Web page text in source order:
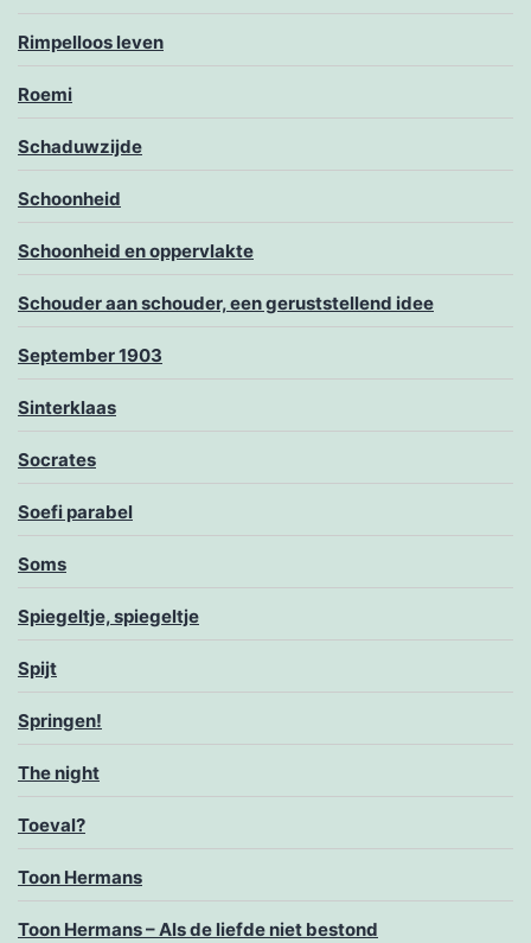
Rimpelloos leven
Roemi
Schaduwzijde
Schoonheid
Schoonheid en oppervlakte
Schouder aan schouder, een geruststellend idee
September 1903
Sinterklaas
Socrates
Soefi parabel
Soms
Spiegeltje, spiegeltje
Spijt
Springen!
The night
Toeval?
Toon Hermans
Toon Hermans – Als de liefde niet bestond